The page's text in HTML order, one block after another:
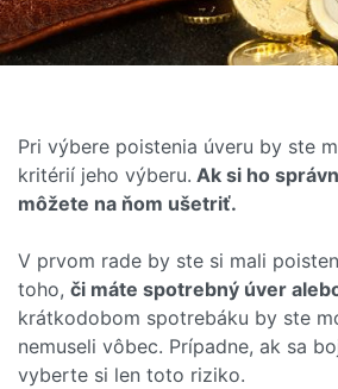
Pri výbere poistenia úveru by ste
kritérií jeho výberu. Ak si ho
môžete na ňom ušetriť.
V prvom rade by ste si mali
toho, či máte spotrebný úver
krátkodobom spotrebáku by ste
nemuseli vôbec. Prípadne, ak sa
vyberte si len toto riziko.